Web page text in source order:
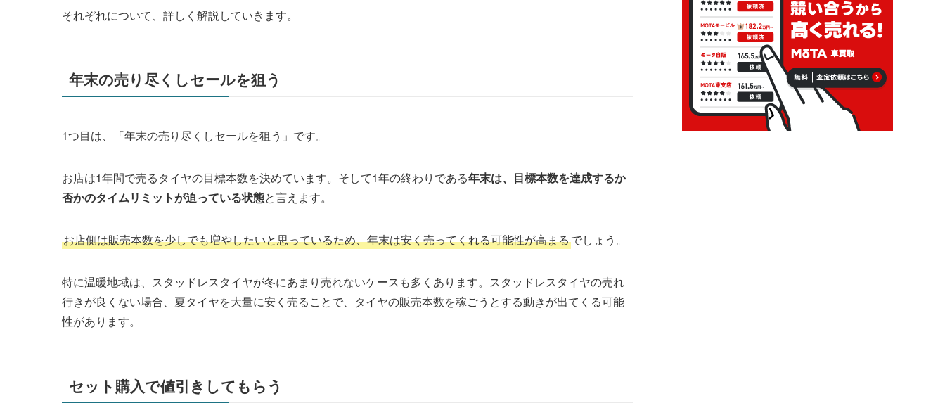
それぞれについて、詳しく解説していきます。
年末の売り尽くしセールを狙う
1つ目は、「年末の売り尽くしセールを狙う」です。
お店は1年間で売るタイヤの目標本数を決めています。そして1年の終わりである年末は、目標本数を達成するか
否かのタイムリミットが迫っている状態と言えます。
お店側は販売本数を少しでも増やしたいと思っているため、年末は安く売ってくれる可能性が高まるでしょう。
特に温暖地域は、スタッドレスタイヤが冬にあまり売れないケースも多くあります。スタッドレスタイヤの売れ
行きが良くない場合、夏タイヤを大量に安く売ることで、タイヤの販売本数を稼ごうとする動きが出てくる可能
性があります。
セット購入で値引きしてもらう